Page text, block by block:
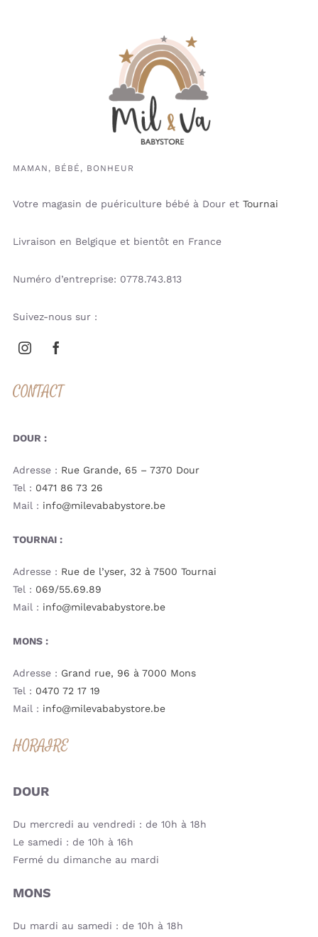
MAMAN, BÉBÉ, BONHEUR
Votre magasin de puériculture bébé à Dour et Tournai
Livraison en Belgique et bientôt en France
Numéro d’entreprise: 0778.743.813
Suivez-nous sur :
CONTACT
DOUR :
Adresse : Rue Grande, 65 – 7370 Dour
Tel : 0471 86 73 26
Mail : info@milevababystore.be
TOURNAI :
Adresse : Rue de l’yser, 32 à 7500 Tournai
Tel : 069/55.69.89
Mail : info@milevababystore.be
MONS :
Adresse : Grand rue, 96 à 7000 Mons
Tel : 0470 72 17 19
Mail : info@milevababystore.be
HORAIRE
DOUR
Du mercredi au vendredi : de 10h à 18h
Le samedi : de 10h à 16h
Fermé du dimanche au mardi
MONS
Du mardi au samedi : de 10h à 18h